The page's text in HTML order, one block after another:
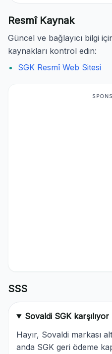
Resmî Kaynak
Güncel ve bağlayıcı bilgi
kaynakları kontrol edin:
SGK Resmî Web Sitesi
SSS
Sovaldi SGK karşılıyor
Hayır, Sovaldi markası
anda SGK geri ödeme